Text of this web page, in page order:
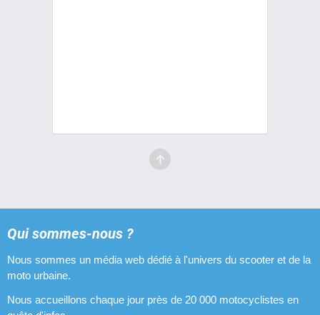
Qui sommes-nous ?
Nous sommes un média web dédié à l'univers du scooter et de la
moto urbaine.
Nous accueillons chaque jour près de 20 000 motocyclistes en